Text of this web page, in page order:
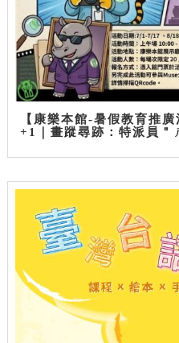
【康樂本館-暑假教育推
+1｜畫蹤尋跡：特派員＂